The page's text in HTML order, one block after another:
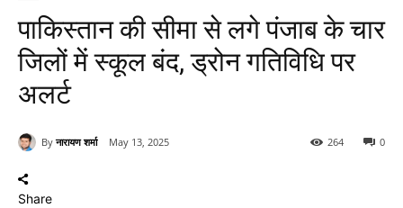
पाकिस्तान की सीमा से लगे पंजाब के चार
जिलों में स्कूल बंद, ड्रोन गतिविधि पर
अलर्ट
By नारायण शर्मा May 13, 2025 0
264
Share